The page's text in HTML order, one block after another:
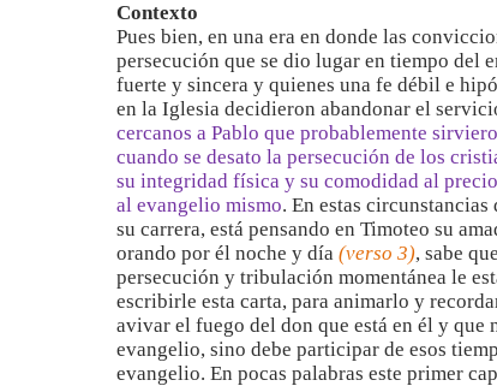
Contexto
Pues bien, en una era en donde las
persecución que se dio lugar en tiempo del
fuerte y sincera y quienes una fe débil e
en la Iglesia decidieron abandonar el
cercanos a Pablo que probablemente
cuando se desato la persecución de los
su integridad física y su comodidad al
al evangelio mismo. En estas
su carrera, está pensando en Timoteo su
orando por él noche y día (verso 3), sabe
persecución y tribulación momentánea le
escribirle esta carta, para animarlo y
avivar el fuego del don que está en él y que
evangelio, sino debe participar de esos
evangelio. En pocas palabras este primer